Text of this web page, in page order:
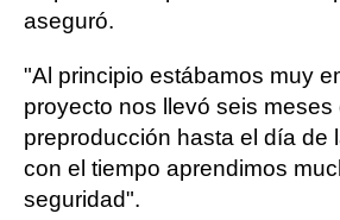
aseguró.
"Al principio estábamos muy
proyecto nos llevó seis meses
preproducción hasta el día de
con el tiempo aprendimos
seguridad".